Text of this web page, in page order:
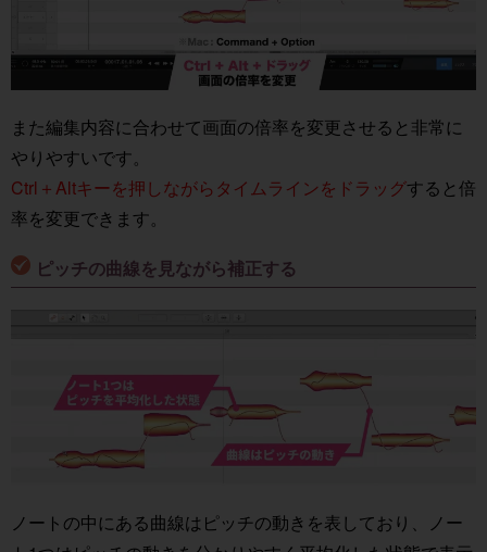
また編集内容に合わせて画面の倍率を変更させると非常に
やりやすいです。
Ctrl＋Altキーを押しながらタイムラインをドラッグすると倍
率を変更できます。
ピッチの曲線を見ながら補正する
ノートの中にある曲線はピッチの動きを表しており、ノー